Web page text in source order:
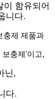
이 함유되어
니다.
충제 제품과
보충제'이고,
닌,
다.